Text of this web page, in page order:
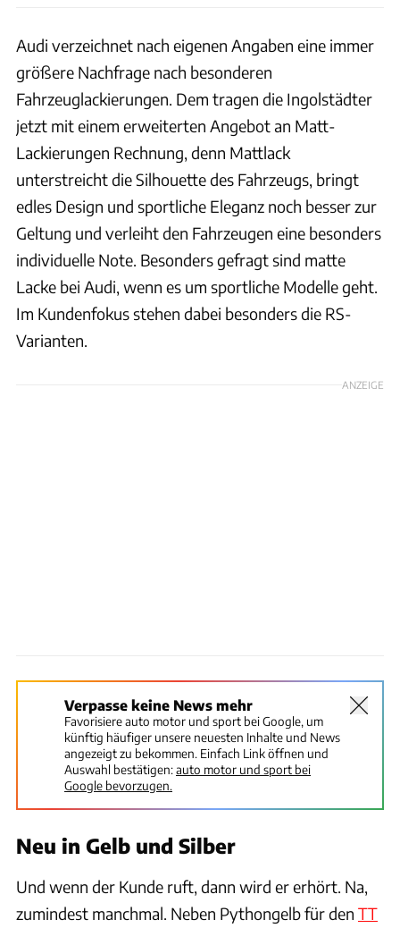
Audi verzeichnet nach eigenen Angaben eine immer
größere Nachfrage nach besonderen
Fahrzeuglackierungen. Dem tragen die Ingolstädter
jetzt mit einem erweiterten Angebot an Matt-
Lackierungen Rechnung, denn Mattlack
unterstreicht die Silhouette des Fahrzeugs, bringt
edles Design und sportliche Eleganz noch besser zur
Geltung und verleiht den Fahrzeugen eine besonders
individuelle Note. Besonders gefragt sind matte
Lacke bei Audi, wenn es um sportliche Modelle geht.
Im Kundenfokus stehen dabei besonders die RS-
Varianten.
ANZEIGE
Verpasse keine News mehr
Favorisiere auto motor und sport bei Google, um
künftig häufiger unsere neuesten Inhalte und News
angezeigt zu bekommen. Einfach Link öffnen und
Auswahl bestätigen:auto motor und sport bei
Google bevorzugen.
Neu in Gelb und Silber
Und wenn der Kunde ruft, dann wird er erhört. Na,
zumindest manchmal. Neben Pythongelb für den TT